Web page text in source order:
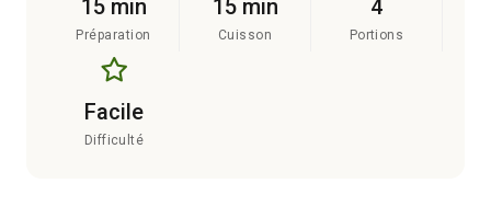
15 min
Préparation
15 min
Cuisson
4
Portions
Facile
Difficulté